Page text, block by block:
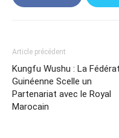
Article précédent
Kungfu Wushu : La
Guinéenne Scelle un
Partenariat avec le Royal
Marocain